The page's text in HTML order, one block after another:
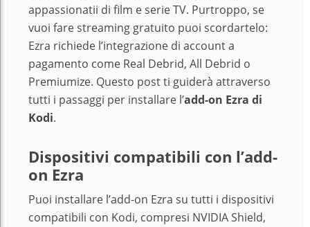
appassionatii di film e serie TV. Purtroppo, se
vuoi fare streaming gratuito puoi scordartelo:
Ezra richiede l’integrazione di account a
pagamento come Real Debrid, All Debrid o
Premiumize. Questo post ti guiderà attraverso
tutti i passaggi per installare l’add-on Ezra di
Kodi.
Dispositivi compatibili con l’add-
on Ezra
Puoi installare l’add-on Ezra su tutti i dispositivi
compatibili con Kodi, compresi NVIDIA Shield,